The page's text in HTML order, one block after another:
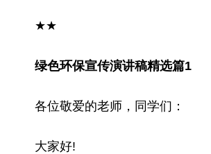
★★
绿色环保宣传演讲稿精选篇1
各位敬爱的老师，同学们：
大家好!